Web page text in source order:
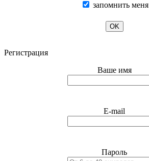
запомнить меня
OK
Регистрация
Ваше имя
E-mail
Пароль